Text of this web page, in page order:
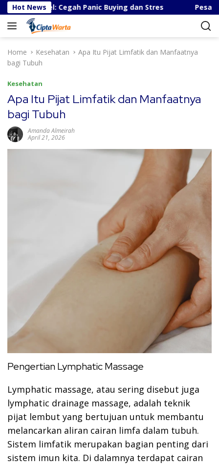
k
Hot News
Cegah Panic Buying dan Stres Pesatnya
Home Kesehatan
Apa Itu Pijat Limfatik dan Manfaatnya
bagi Tubuh
Kesehatan
Apa Itu Pijat Limfatik dan Manfaatnya
bagi Tubuh
Amanda Almeirah
April 21, 2026
Pengertian Lymphatic Massage
Lymphatic massage, atau sering disebut juga
lymphatic drainage massage, adalah teknik
pijat lembut yang bertujuan untuk membantu
melancarkan aliran cairan limfa dalam tubuh.
Sistem limfatik merupakan bagian penting dari
sistem imun kita. Di dalamnya terdapat cairan